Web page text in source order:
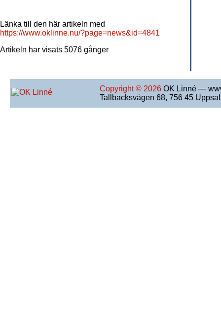
Länka till den här artikeln med
https://www.oklinne.nu/?page=news&id=4841
Artikeln har visats 5076 gånger
Copyright © 2026 OK Linné —
Tallbacksvägen 68, 756 45